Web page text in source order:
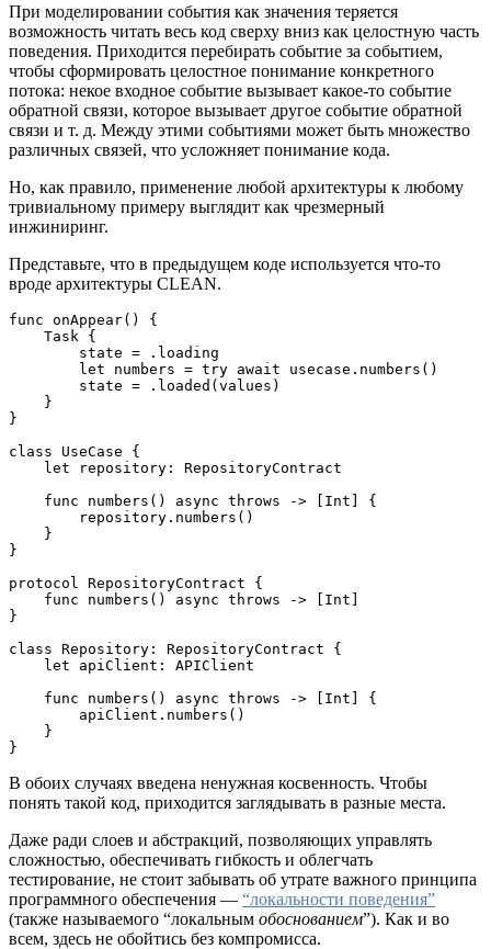
При моделировании события как значения теряется
возможность читать весь код сверху вниз как целостную часть
поведения. Приходится перебирать событие за событием,
чтобы сформировать целостное понимание конкретного
потока: некое входное событие вызывает какое-то событие
обратной связи, которое вызывает другое событие обратной
связи и т. д. Между этими событиями может быть множество
различных связей, что усложняет понимание кода.
Но, как правило, применение любой архитектуры к любому
тривиальному примеру выглядит как чрезмерный
инжиниринг.
Представьте, что в предыдущем коде используется что-то
вроде архитектуры CLEAN.
func onAppear() {
}
class UseCase {
}
protocol RepositoryContract {
}
class Repository: RepositoryContract {
}
В обоих случаях введена ненужная косвенность. Чтобы
понять такой код, приходится заглядывать в разные места.
Даже ради слоев и абстракций, позволяющих управлять
сложностью, обеспечивать гибкость и облегчать
тестирование, не стоит забывать об утрате важного принципа
программного обеспечения — “локальности поведения”
(также называемого “локальным обоснованием”). Как и во
всем, здесь не обойтись без компромисса.